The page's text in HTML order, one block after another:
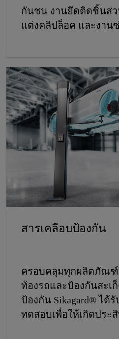
กันชน งานยึดติดชิ้นส่
แต่งคลิปล็อค และงาน
ประเภทอื่นๆ กลุ่มผลิต
ช่วยให้เวิร์กช็อปของคุ
งานง่ายและเป็นเลิศส
ส่วนพลาสติกหลากหล
สารเคลือบป้องกัน
ครอบคลุมทุกผลิตภัณฑ์
ท้องรถและป้องกันสะเ
ป้องกัน Sikagard® ได้
ทดสอบเพื่อให้เกิดประ